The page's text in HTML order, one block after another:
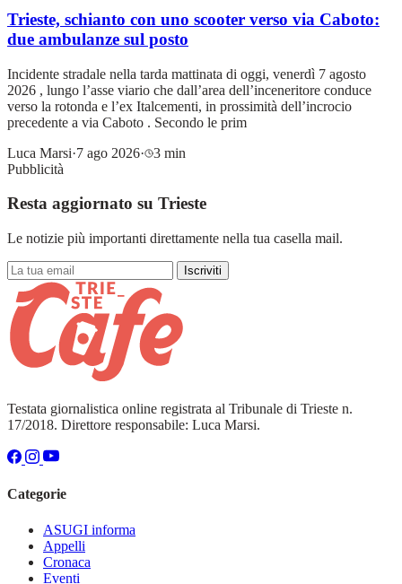
Trieste, schianto con uno scooter verso via Caboto:
due ambulanze sul posto
Incidente stradale nella tarda mattinata di oggi, venerdì 7 agosto
2026 , lungo l’asse viario che dall’area dell’inceneritore conduce
verso la rotonda e l’ex Italcementi, in prossimità dell’incrocio
precedente a via Caboto . Secondo le prim
Luca Marsi·7 ago 2026·
3 min
Pubblicità
Resta aggiornato su Trieste
Le notizie più importanti direttamente nella tua casella mail.
Iscriviti
Testata giornalistica online registrata al Tribunale di Trieste n.
17/2018. Direttore responsabile: Luca Marsi.
Categorie
ASUGI informa
Appelli
Cronaca
Eventi